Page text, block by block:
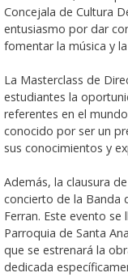
Concejala de Cultura
entusiasmo por dar
fomentar la música y
La Masterclass de
estudiantes la
referentes en el
conocido por ser un
sus conocimientos y
Además, la clausura
concierto de la Banda
Ferran. Este evento
Parroquia de Santa
que se estrenará la
dedicada